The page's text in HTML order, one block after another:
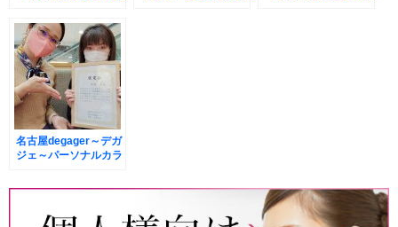
ー診断、骨格診断】④
名古屋degager～デガ
ジェ～パーソナルカラ